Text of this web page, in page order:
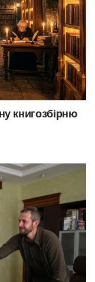
книгозбірню